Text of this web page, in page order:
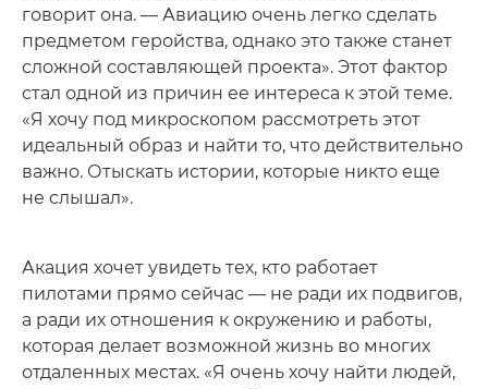
говорит она. — Авиацию очень легко сделать
предметом геройства, однако это также станет
сложной составляющей проекта». Этот фактор
стал одной из причин ее интереса к этой теме.
«Я хочу под микроскопом рассмотреть этот
идеальный образ и найти то, что действительно
важно. Отыскать истории, которые никто еще
не слышал».
Акация хочет увидеть тех, кто работает
пилотами прямо сейчас — не ради их подвигов,
а ради их отношения к окружению и работы,
которая делает возможной жизнь во многих
отдаленных местах. «Я очень хочу найти людей,